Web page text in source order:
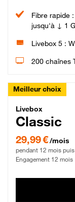
Fibre rapide :
jusqu'à ↓ 1
Livebox 5 :
200 chaînes
Meilleur choix
Livebox
Livebox
Classic
29,99 € par mois
29,99 €/mois
pendant 12 mois puis
Engagement 12 mois